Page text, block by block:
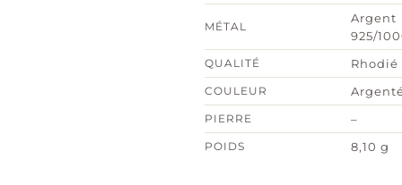
MÉTAL
Argent
925/
QUALITÉ Rhodié
COULEUR
PIERRE –
POIDS 8,10 g